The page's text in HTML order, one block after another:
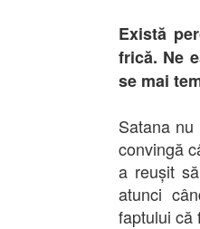
Există
frică. Ne
se mai
Satana
convingă
a reușit
atunci
faptului că